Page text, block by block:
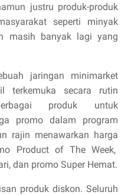
justru produk-produk
seperti minyak
masih banyak lagi yang
jaringan minimarket
terkemuka secara rutin
produk untuk
promo dalam program
rajin menawarkan harga
Product of The Week,
dan promo Super Hemat.
produk diskon. Seluruh